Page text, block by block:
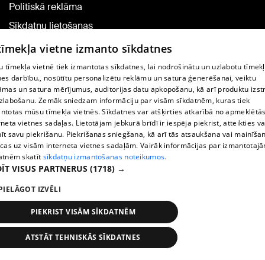
Politiskā reklāma
Sīkdatņu lietošanas
noteikumi
Komentāru pievienošana
TV programma
Līguma noteikumi
360 Ziņu kontakti
Helio Media
Portāla palīdzības dienests: e-pasts -
All rights reserved.
Ziņas Meklēt 1188 play
vietne izmanto sīkdatnes
tīmekļa vietnē tiek izmantotas sīkdatnes, lai nodrošinātu un uzlabotu
darbību., nosūtītu personalizētu reklāmu un satura ģenerēšanai, veiktu
un satura mērījumus, auditorijas datu apkopošanu, kā arī produktu
Zemāk sniedzam informāciju par visām sīkdatnēm, kuras tiek
mūsu tīmekļa vietnēs. Sīkdatnes var atšķirties atkarībā no
vietnes sadaļas. Lietotājam jebkurā brīdī ir iespēja piekrist, atteikties
savu piekrišanu. Piekrišanas sniegšana, kā arī tās atsaukšana vai
uz visām interneta vietnes sadaļām. Vairāk informācijas par
skatīt sīkdatņu izmantošanas noteikumos.
VISUS PARTNERUS (1718) →
IZVĒLI
PIEKRIST VISĀM SĪKDATNĒM
ATSTĀT TEHNISKĀS SĪKDATNES